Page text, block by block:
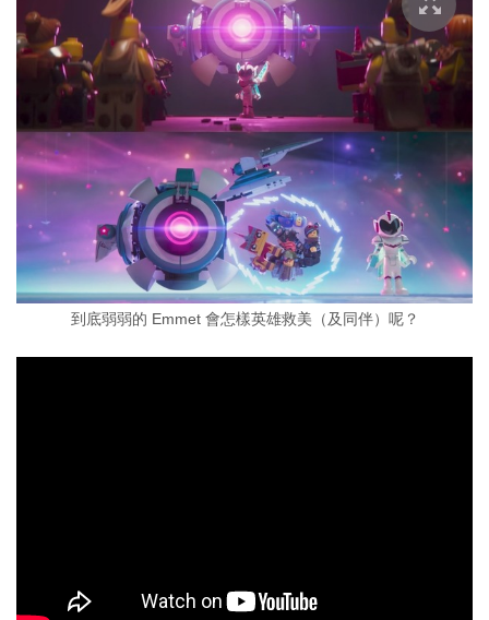
到底弱弱的 Emmet 會怎樣英雄救美（及同伴）呢？